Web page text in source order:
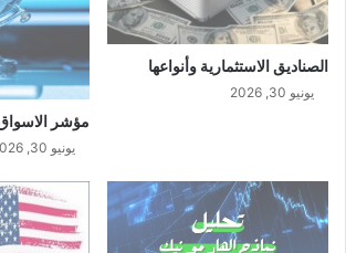
الصناديق الاستثمارية وأنواعها
يونيو 30, 2026
مؤشر الاسواق
يونيو 30, 2026